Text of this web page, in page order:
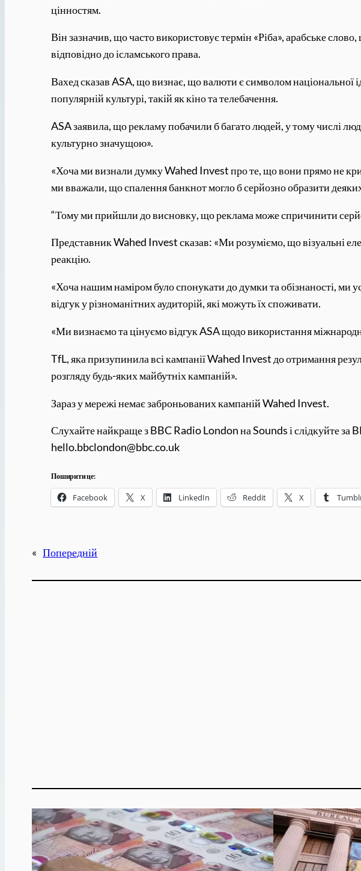
цінностям.
Він зазначив, що часто використовує термін «Ріба», арабське
відповідно до ісламського права.
Вахед сказав ASA, що визнає, що валюти є символом національної
популярній культурі, такій як кіно та телебачення.
ASA заявила, що рекламу побачили б багато людей, у тому числі
культурно значущою».
«Хоча ми визнали думку Wahed Invest про те, що вони прямо не
ми вважали, що спалення банкнот могло б серйозно образити
“Тому ми прийшли до висновку, що реклама може спричинити
Представник Wahed Invest сказав: «Ми розуміємо, що візуальні
реакцію.
«Хоча нашим наміром було спонукати до думки та обізнаності,
відгук у різноманітних аудиторій, які можуть їх споживати.
«Ми визнаємо та цінуємо відгук ASA щодо використання
TfL, яка призупинила всі кампанії Wahed Invest до отримання
розгляду будь-яких майбутніх кампаній».
Зараз у мережі немає заброньованих кампаній Wahed Invest.
Слухайте найкраще з BBC Radio London на Sounds і слідкуйте за
hello.bbclondon@bbc.co.uk
Поширити це:
Facebook X LinkedIn Reddit X
« Попередній